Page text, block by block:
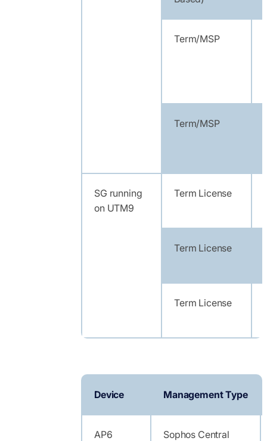
Term/MSP
Term/MSP
SG running
on UTM9
Term License
Term License
Term License
Device Management Type
AP6 Sophos Central